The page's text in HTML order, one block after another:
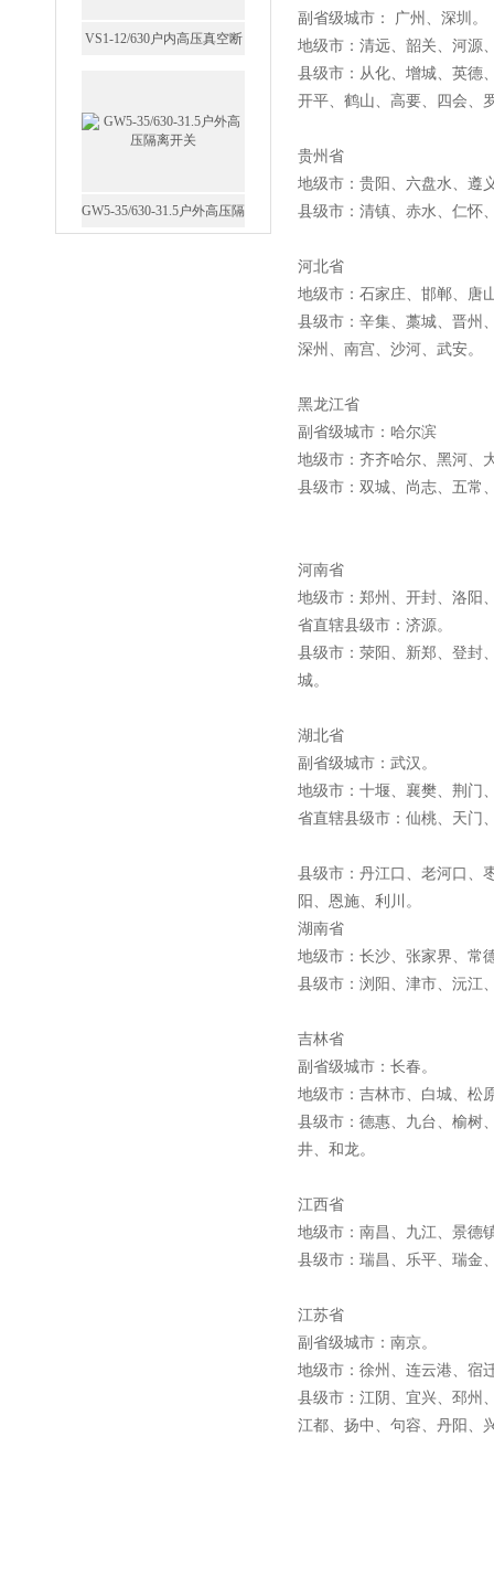
VS1-12/630户内高压真空断
GW5-35/630-31.5户外高压隔
离开关
副省级城市： 广州、深圳
地级市：清远、韶关、河源
县级市：从化、增城、英德
开平、鹤山、高要、四会
贵州省
地级市：贵阳、六盘水、
县级市：清镇、赤水、仁
河北省
地级市：石家庄、邯郸、唐
县级市：辛集、藁城、晋州
深州、南宫、沙河、武安
黑龙江省
副省级城市：哈尔滨
地级市：齐齐哈尔、黑河、
县级市：双城、尚志、五常
河南省
地级市：郑州、开封、洛阳
省直辖县级市：济源。
县级市：荥阳、新郑、登封
城。
湖北省
副省级城市：武汉。
地级市：十堰、襄樊、荆
省直辖县级市：仙桃、天
县级市：丹江口、老河口、
阳、恩施、利川。
湖南省
地级市：长沙、张家界、常
县级市：浏阳、津市、沅江
吉林省
副省级城市：长春。
地级市：吉林市、白城、
县级市：德惠、九台、榆树
井、和龙。
江西省
地级市：南昌、九江、景
县级市：瑞昌、乐平、瑞金
江苏省
副省级城市：南京。
地级市：徐州、连云港、宿
县级市：江阴、宜兴、邳州
江都、扬中、句容、丹阳